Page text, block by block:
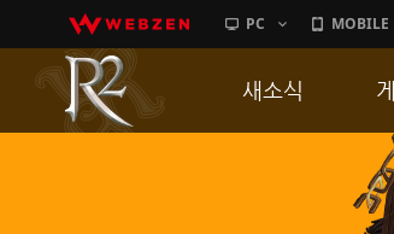
PC MOBILE
새소식